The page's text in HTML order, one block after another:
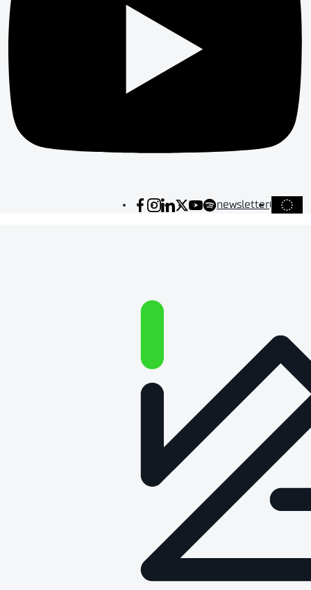
newsletter
WRÓĆ DO OBSZARU MASZYN
Wynalazek pn.
„Bijak rolniczy”
(Wp.29982/